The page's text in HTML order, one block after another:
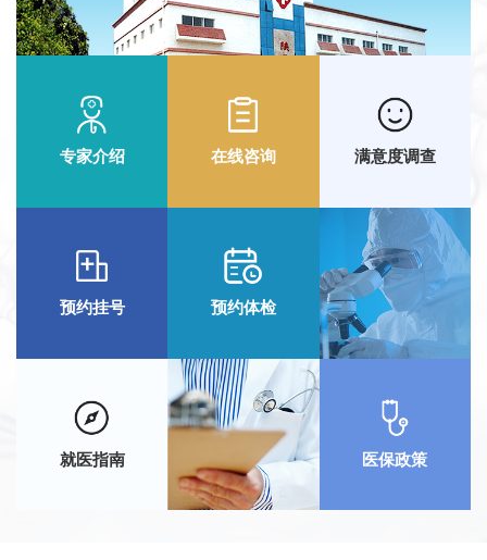
专家介绍 在线咨询 满意度调查
预约挂号 预约体检
就医指南 医保政策